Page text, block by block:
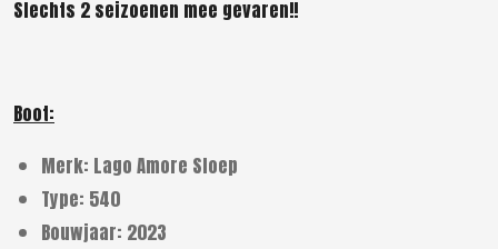
Slechts 2 seizoenen mee gevaren!!
Boot:
Merk: Lago Amore Sloep
Type: 540
Bouwjaar: 2023